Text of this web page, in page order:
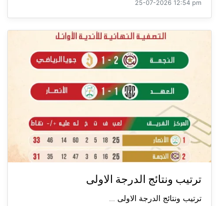
25-07-2026 12:54 pm
ترتيب ونتائج الدرجة الاولى
ترتيب ونتائج الدرجة الاولى ...